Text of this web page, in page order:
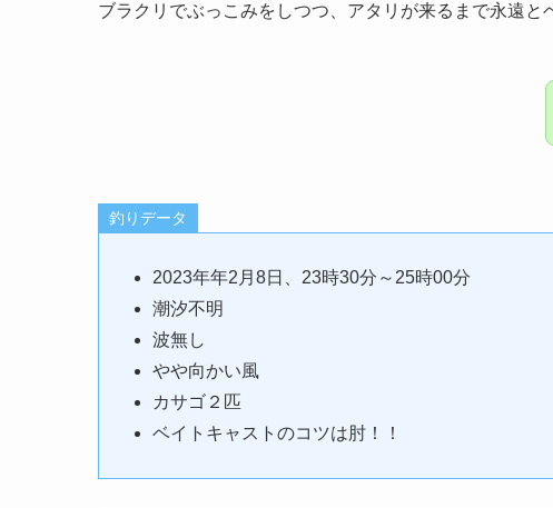
ブラクリでぶっこみをしつつ、アタリが来るまで永遠と
釣りデータ
2023年年2月8日、23時30分～25時00分
潮汐不明
波無し
やや向かい風
カサゴ２匹
ベイトキャストのコツは肘！！